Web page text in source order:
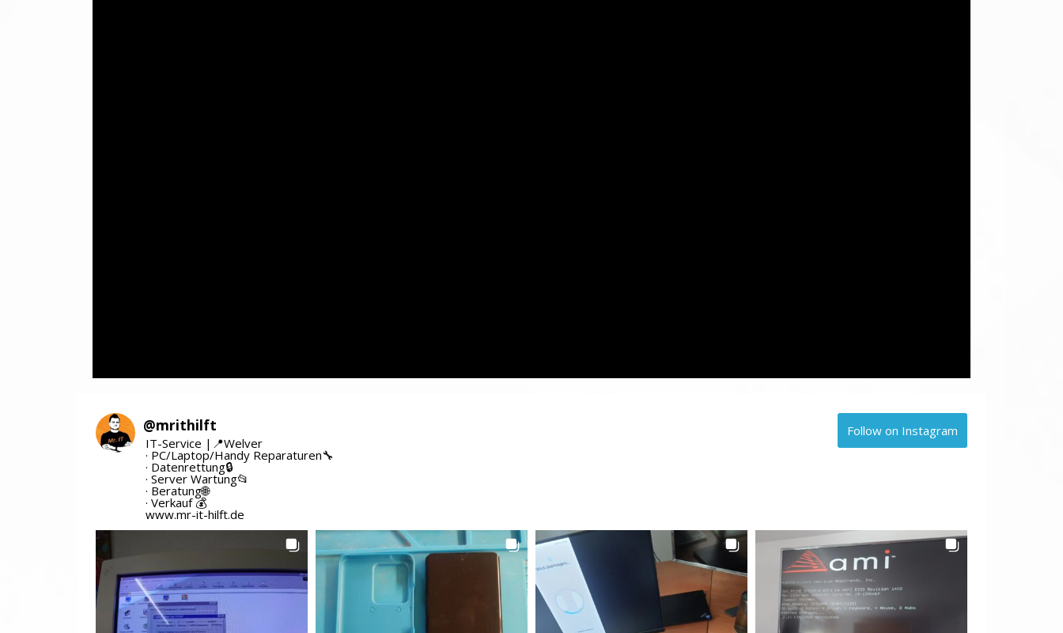
@mrithilft
IT-Service |📍Welver
· PC/Laptop/Handy Reparaturen🔧
· Datenrettung🔒
· Server Wartung📂
· Beratung🌐
· Verkauf 💰
www.mr-it-hilft.de
Follow on Instagram